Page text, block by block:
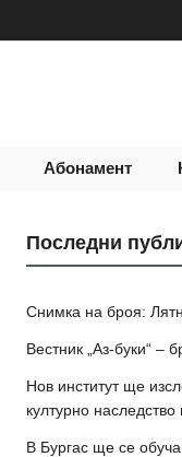
Абонамент
Последни
Снимка на броя:
Вестник „Аз-буки“ –
Нов институт ще
културно
В Бургас ще се